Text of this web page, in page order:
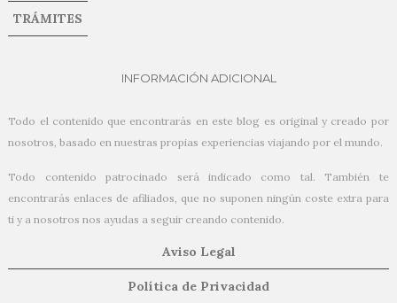
TRÁMITES
INFORMACIÓN ADICIONAL
Todo el contenido que encontrarás en este blog es original y creado por
nosotros, basado en nuestras propias experiencias viajando por el mundo.
Todo contenido patrocinado será indicado como tal. También te
encontrarás enlaces de afiliados, que no suponen ningún coste extra para
ti y a nosotros nos ayudas a seguir creando contenido.
Aviso Legal
Política de Privacidad